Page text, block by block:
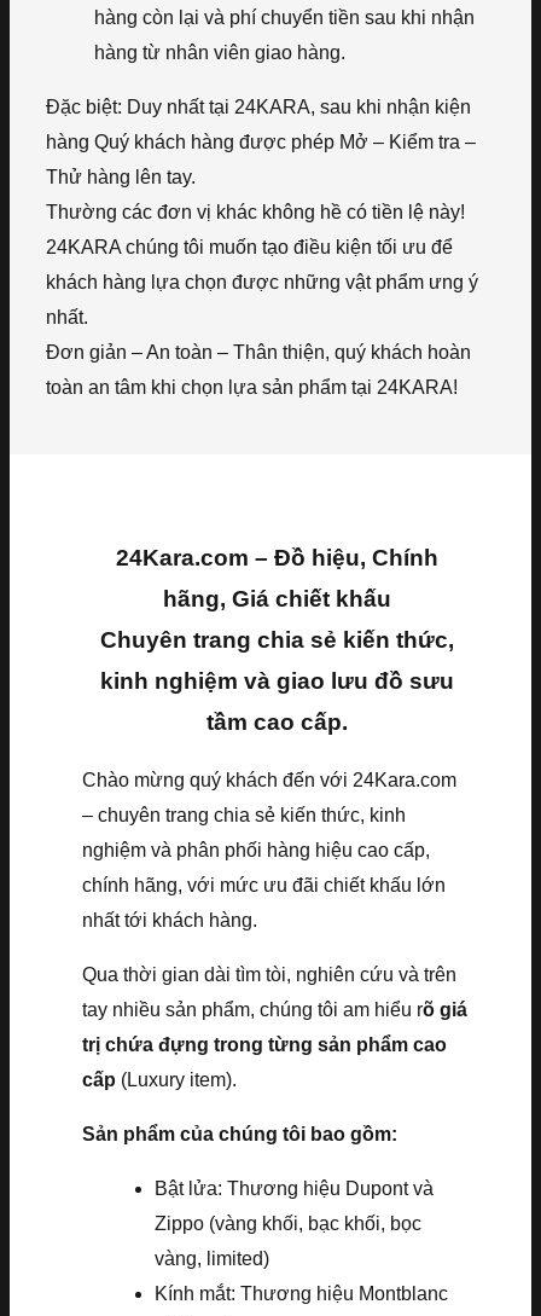
hàng còn lại và phí chuyển tiền sau khi nhận
hàng từ nhân viên giao hàng.
Đặc biệt: Duy nhất tại 24KARA, sau khi nhận kiện
hàng Quý khách hàng được phép Mở – Kiểm tra –
Thử hàng lên tay.
Thường các đơn vị khác không hề có tiền lệ này!
24KARA chúng tôi muốn tạo điều kiện tối ưu để
khách hàng lựa chọn được những vật phẩm ưng ý
nhất.
Đơn giản – An toàn – Thân thiện, quý khách hoàn
toàn an tâm khi chọn lựa sản phẩm tại 24KARA!
24Kara.com – Đồ hiệu, Chính
hãng, Giá chiết khấu
Chuyên trang chia sẻ kiến thức,
kinh nghiệm và giao lưu đồ sưu
tầm cao cấp.
Chào mừng quý khách đến với 24Kara.com
– chuyên trang chia sẻ kiến thức, kinh
nghiệm và phân phối hàng hiệu cao cấp,
chính hãng, với mức ưu đãi chiết khấu lớn
nhất tới khách hàng.
Qua thời gian dài tìm tòi, nghiên cứu và trên
tay nhiều sản phẩm, chúng tôi am hiểu rõ giá
trị chứa đựng trong từng sản phẩm cao
cấp (Luxury item).
Sản phẩm của chúng tôi bao gồm:
Bật lửa: Thương hiệu Dupont và
Zippo (vàng khối, bạc khối, bọc
vàng, limited)
Kính mắt: Thương hiệu Montblanc